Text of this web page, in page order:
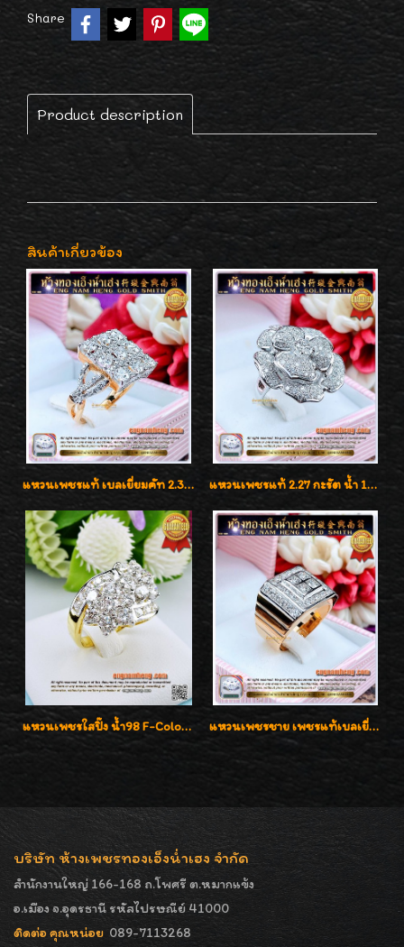
Share
Product description
สินค้าเกี่ยวข้อง
แหวนเพชรแท้ เบลเยี่ยมคัท 2.39 กะรัต น้ำ 98 F-Color/VVS ดีไซน์หน้ากว้างหรูเต็มนิ้ว แหวนเพชรแท้ 2.27 กะรัต น้ำ 100% เบลเยี่ยมคัท ลวดลายดอกกุหลาบหรู
แหวนเพชรใสปิ๊ง น้ำ98 F-Color/VVS1 น้ำหนักเพชรรวม 2.56 กะรัต ใส่เต็มนิ้วเพชรเป็นน้ำเป็นเนื้อสวยมากๆค่ะ แหวนเพชรชาย เพชรแท้เบลเยี่ยมคัท น้ำ100% D-Color/VVS 2.46 กะรัต
บริษัท ห้างเพชรทองเอ็งน่ำเฮง จำกัด
สำนักงานใหญ่ 166-168 ถ.โพศรี ต.หมากแข้ง
อ.เมือง จ.อุดรธานี รหัสไปรษณีย์ 41000
ติดต่อ คุณหน่อย 089-7113268